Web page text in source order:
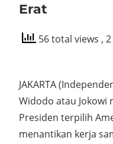
Erat
56 total views ,
JAKARTA
Widodo atau Jokowi
Presiden terpilih
menantikan kerja